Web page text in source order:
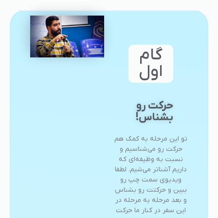
گام
اول
حرکت رو
بشناس!
تو این مرحله به کمک هم
حرکت رو می‌شناسیم و
نسبت به وظیفه‌ای که
داریم آشناتر می‌شیم. لطفا
ویدیوی سمت چپ رو
ببین و حرکتت رو بشناس
و بعد مرحله به مرحله در
این سفر در کنار ما حرکت